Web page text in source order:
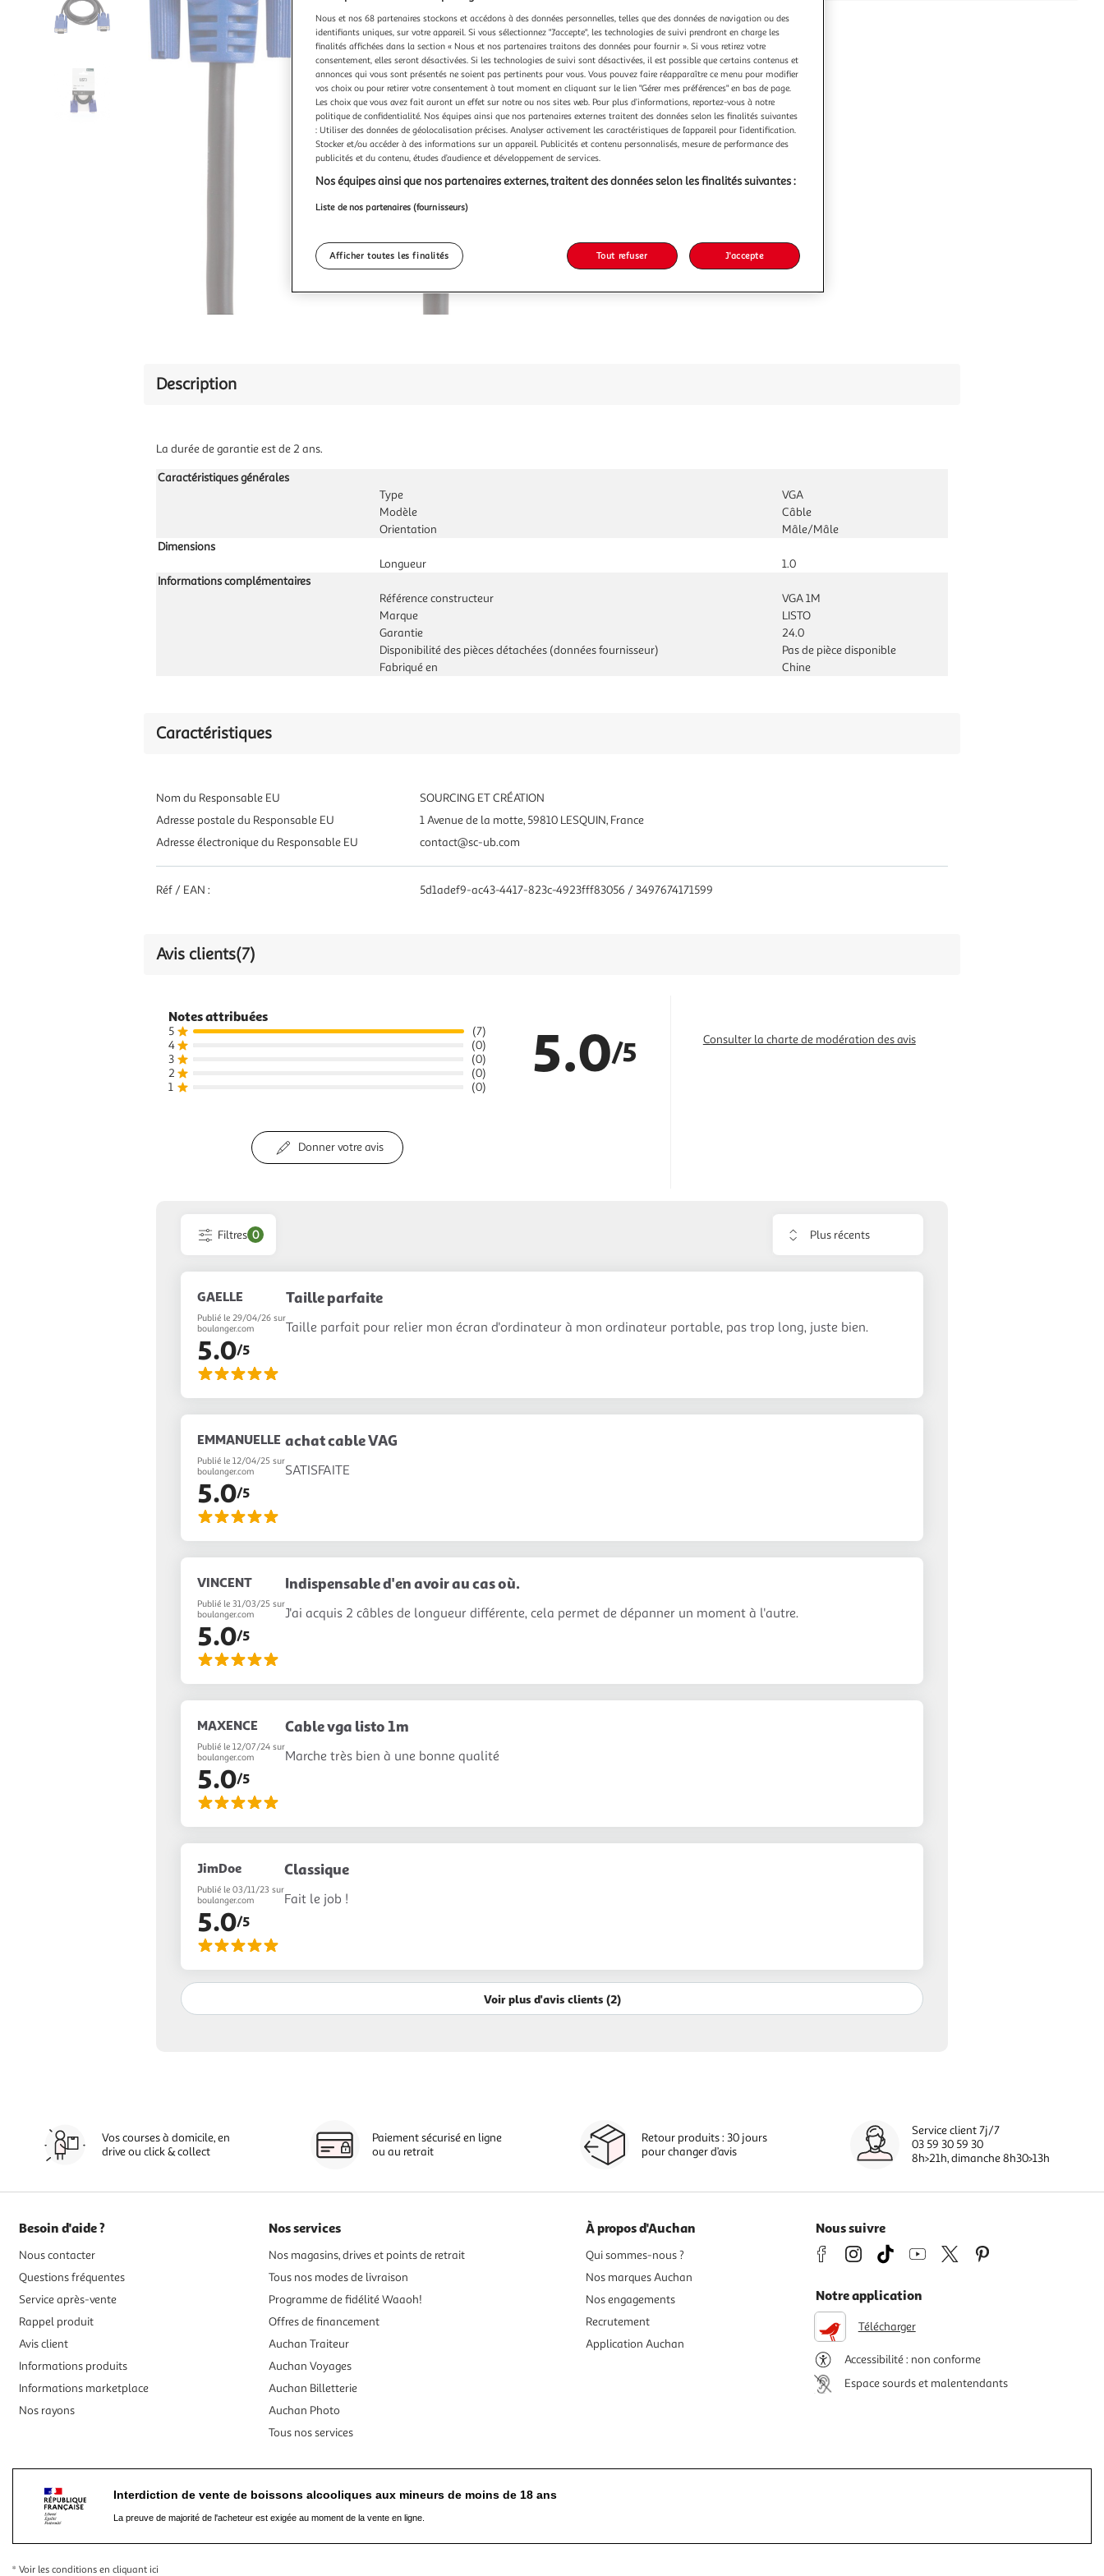
Description
La durée de garantie est de 2 ans.
Caractéristiques générales
Type
VGA
Modèle
Câble
Orientation
Mâle/Mâle
Dimensions
Longueur
1.0
Informations complémentaires
Référence constructeur
VGA 1M
Marque
LISTO
Garantie
24.0
Disponibilité des pièces détachées (données fournisseur)
Pas de pièce disponible
Fabriqué en
Chine
Caractéristiques
Nom du Responsable EU
SOURCING ET CRÉATION
Adresse postale du Responsable EU
1 Avenue de la motte, 59810 LESQUIN, France
Adresse électronique du Responsable EU
contact@sc-ub.com
Réf / EAN : 5d1adef9-ac43-4417-823c-4923fff83056 / 3497674171599
Avis clients(7)
Notes attribuées
5
(7)
4
(0)
3
(0)
2
(0)
1
(0)
5.0/5
Donner votre avis
Consulter la charte de modération des avis
Filtres 0
Trier
avis
GAELLE
Publié le 29/04/26 sur
boulanger.com
5.0/5
Taille parfaite
Taille parfait pour relier mon écran d'ordinateur à mon ordinateur portable, pas trop long, juste bien.
EMMANUELLE
Publié le 12/04/25 sur
boulanger.com
5.0/5
achat cable VAG
SATISFAITE
VINCENT
Publié le 31/03/25 sur
boulanger.com
5.0/5
Indispensable d'en avoir au cas où.
J'ai acquis 2 câbles de longueur différente, cela permet de dépanner un moment à l'autre.
MAXENCE
Publié le 12/07/24 sur
boulanger.com
5.0/5
Cable vga listo 1m
Marche très bien à une bonne qualité
JimDoe
Publié le 03/11/23 sur
boulanger.com
5.0/5
Classique
Fait le job !
Voir plus d'avis clients (2)
Vos courses à domicile, en
drive ou click & collect
Paiement sécurisé en ligne
ou au retrait
Retour produits : 30 jours
pour changer d’avis
Service client 7j/7
03 59 30 59 30
8h>21h, dimanche 8h30>13h
Besoin d'aide ?
Nous contacter
Questions fréquentes
Service après-vente
Rappel produit
Avis client
Informations produits
Informations marketplace
Nos rayons
Nos services
Nos magasins, drives et points de retrait
Tous nos modes de livraison
Programme de fidélité Waaoh!
Offres de financement
Auchan Traiteur
Auchan Voyages
Auchan Billetterie
Auchan Photo
Tous nos services
À propos d'Auchan
Qui sommes-nous ?
Nos marques Auchan
Nos engagements
Recrutement
Application Auchan
Nous suivre
Notre application
Télécharger
Accessibilité : non conforme
Espace sourds et malentendants
Interdiction de vente de boissons alcooliques aux mineurs de moins de 18 ans
La preuve de majorité de l'acheteur est exigée au moment de la vente en ligne.
* Voir les conditions en cliquant ici
Nous et nos 68 partenaires stockons et accédons à des données personnelles, telles que des données de navigation ou des
identifiants uniques, sur votre appareil. Si vous sélectionnez "J'accepte", les technologies de suivi prendront en charge les
finalités affichées dans la section « Nous et nos partenaires traitons des données pour fournir ». Si vous retirez votre
consentement, elles seront désactivées. Si les technologies de suivi sont désactivées, il est possible que certains contenus et
annonces qui vous sont présentés ne soient pas pertinents pour vous. Vous pouvez faire réapparaître ce menu pour modifier
vos choix ou pour retirer votre consentement à tout moment en cliquant sur le lien "Gérer mes préférences" en bas de page.
Les choix que vous avez fait auront un effet sur notre ou nos sites web. Pour plus d’informations, reportez-vous à notre
politique de confidentialité. Nos équipes ainsi que nos partenaires externes traitent des données selon les finalités suivantes
: Utiliser des données de géolocalisation précises. Analyser activement les caractéristiques de l’appareil pour l’identification.
Stocker et/ou accéder à des informations sur un appareil. Publicités et contenu personnalisés, mesure de performance des
publicités et du contenu, études d’audience et développement de services.
Nos équipes ainsi que nos partenaires externes, traitent des données selon les finalités suivantes :
Liste de nos partenaires (fournisseurs)
Afficher toutes les finalités Tout refuser J'accepte